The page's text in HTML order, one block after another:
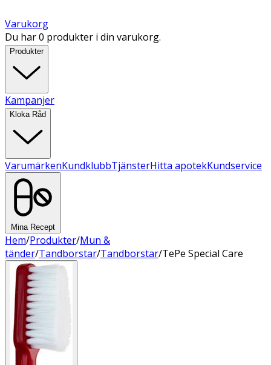
Varukorg
Du har 0 produkter i din varukorg.
Produkter
Kampanjer
Kloka Råd
VarumärkenKundklubbTjänsterHitta apotekKundservice
Mina Recept
Hem/Produkter/Mun &
tänder/Tandborstar/Tandborstar/TePe Special Care